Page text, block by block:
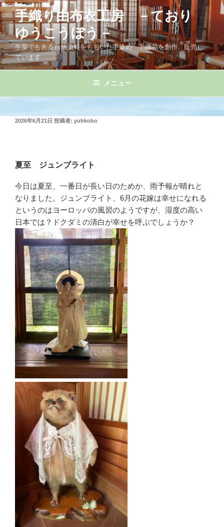
コ
ン
テ
ン
ツ
へ
手織り由布衣工房 －ており
ゆうこうぼう－
生薬でもある自然染料をもちいた手染め 手織品を創作、販売し
ています
メニュー
投
2026年6月21日 投稿者: yuhkobo
夏至 ジュンブライト
今日は夏至、一番日が長い日のためか、雨予報が晴れと
なりました。ジュンブライト、6月の花嫁は幸せになれる
というのはヨーロッパの風習のようですが、湿度の高い
日本では？ドクダミの清白が幸せを呼ぶでしょうか？